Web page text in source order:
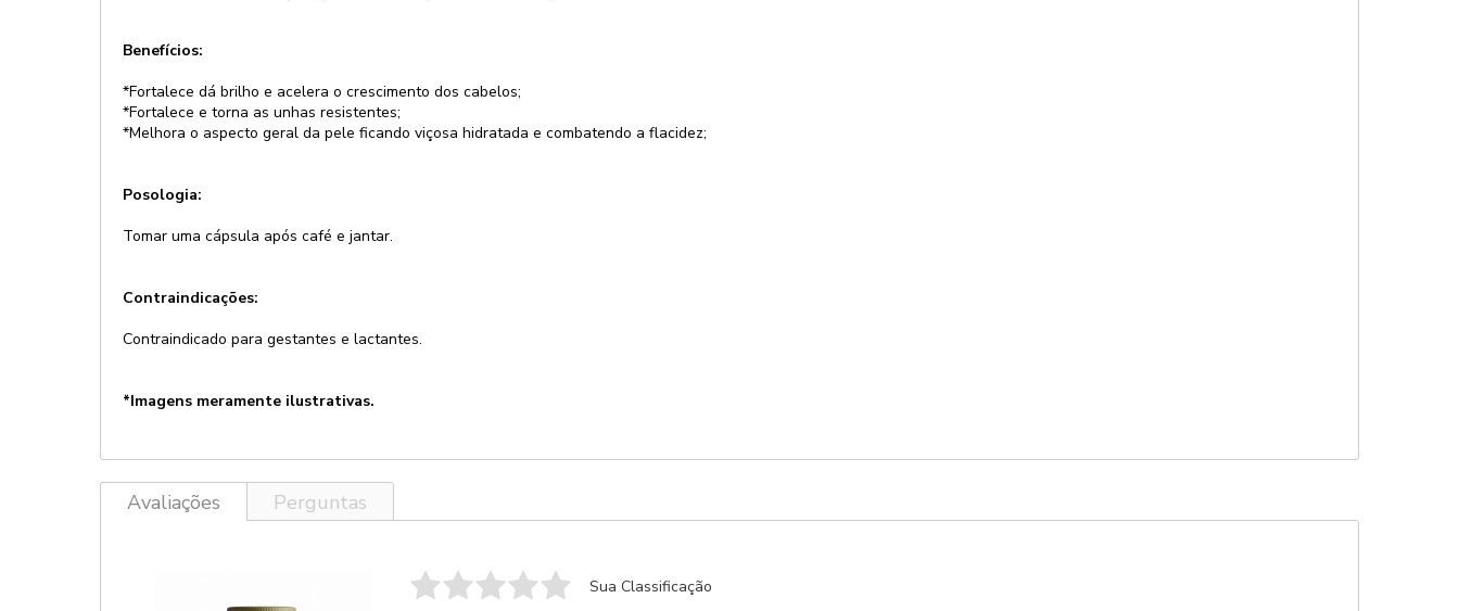
Retornaremos seu contato com previsão de entrega
Benefícios:
*Fortalece dá brilho e acelera o crescimento dos cabelos;
*Fortalece e torna as unhas resistentes;
*Melhora o aspecto geral da pele ficando viçosa hidratada e combatendo a flacidez;
Posologia:
Tomar uma cápsula após café e jantar.
Contraindicações:
Contraindicado para gestantes e lactantes.
*Imagens meramente ilustrativas.
Avaliações Perguntas
Sua Classificação